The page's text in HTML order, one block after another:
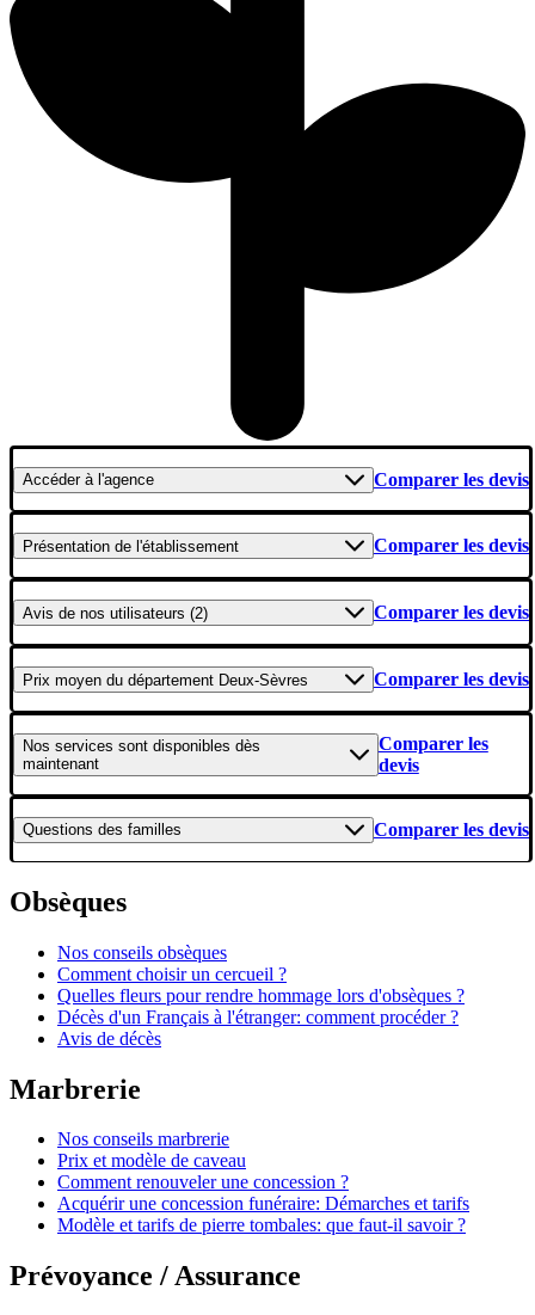
Accéderà l'agence Comparer les devis
Présentation de l'établissement Comparer les devis
Avis de nos utilisateurs (2) Comparer les devis
Prix moyen du département Deux-Sèvres Comparer les devis
Nos services sont disponibles dès
maintenant
Comparer les
devis
Questions des familles Comparer les devis
Obsèques
Nos conseils obsèques
Comment choisir un cercueil ?
Quelles fleurs pour rendre hommage lors d'obsèques ?
Décès d'un Français à l'étranger: comment procéder ?
Avis de décès
Marbrerie
Nos conseils marbrerie
Prix et modèle de caveau
Comment renouveler une concession ?
Acquérir une concession funéraire: Démarches et tarifs
Modèle et tarifs de pierre tombales: que faut-il savoir ?
Prévoyance / Assurance